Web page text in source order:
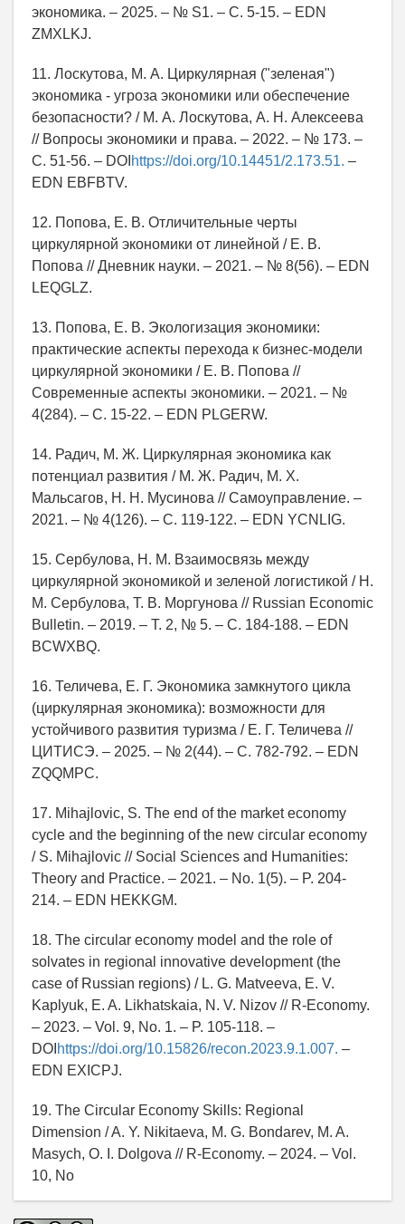
экономика. – 2025. – № S1. – С. 5-15. – EDN
ZMXLKJ.
11. Лоскутова, М. А. Циркулярная ("зеленая")
экономика - угроза экономики или обеспечение
безопасности? / М. А. Лоскутова, А. Н. Алексеева
// Вопросы экономики и права. – 2022. – № 173. –
С. 51-56. – DOI https://doi.org/10.14451/2.173.51. –
EDN EBFBTV.
12. Попова, Е. В. Отличительные черты
циркулярной экономики от линейной / Е. В.
Попова // Дневник науки. – 2021. – № 8(56). – EDN
LEQGLZ.
13. Попова, Е. В. Экологизация экономики:
практические аспекты перехода к бизнес-модели
циркулярной экономики / Е. В. Попова //
Современные аспекты экономики. – 2021. – №
4(284). – С. 15-22. – EDN PLGERW.
14. Радич, М. Ж. Циркулярная экономика как
потенциал развития / М. Ж. Радич, М. Х.
Мальсагов, Н. Н. Мусинова // Самоуправление. –
2021. – № 4(126). – С. 119-122. – EDN YCNLIG.
15. Сербулова, Н. М. Взаимосвязь между
циркулярной экономикой и зеленой логистикой / Н.
М. Сербулова, Т. В. Моргунова // Russian Economic
Bulletin. – 2019. – Т. 2, № 5. – С. 184-188. – EDN
BCWXBQ.
16. Теличева, Е. Г. Экономика замкнутого цикла
(циркулярная экономика): возможности для
устойчивого развития туризма / Е. Г. Теличева //
ЦИТИСЭ. – 2025. – № 2(44). – С. 782-792. – EDN
ZQQMPC.
17. Mihajlovic, S. The end of the market economy
cycle and the beginning of the new circular economy
/ S. Mihajlovic // Social Sciences and Humanities:
Theory and Practice. – 2021. – No. 1(5). – P. 204-
214. – EDN HEKKGM.
18. The circular economy model and the role of
solvates in regional innovative development (the
case of Russian regions) / L. G. Matveeva, E. V.
Kaplyuk, E. A. Likhatskaia, N. V. Nizov // R-Economy.
– 2023. – Vol. 9, No. 1. – P. 105-118. –
DOI https://doi.org/10.15826/recon.2023.9.1.007. –
EDN EXICPJ.
19. The Circular Economy Skills: Regional
Dimension / A. Y. Nikitaeva, M. G. Bondarev, M. A.
Masych, O. I. Dolgova // R-Economy. – 2024. – Vol.
10, No